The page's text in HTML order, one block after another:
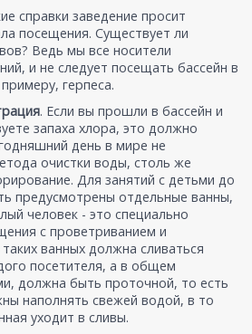
справки заведение просит
посещения. Существует ли
Ведь мы все носители
и не следует посещать бассейн в
герпеса.
. Если вы прошли в бассейн и
запаха хлора, это должно
день в мире не
очистки воды, столь же
Для занятий с детьми до
предусмотрены отдельные ванны,
человек - это специально
с проветриванием и
ванных должна сливаться
посетителя, а в общем
должна быть проточной, то есть
наполнять свежей водой, в то
уходит в сливы.